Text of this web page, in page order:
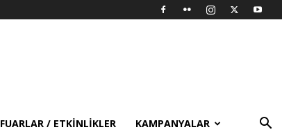
FUARLAR / ETKINLIKLER KAMPANYALAR